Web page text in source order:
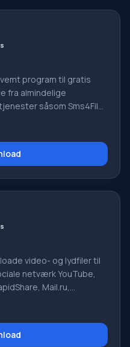
program til gratis
fra almindelige
såsom Sms4File,
uploade dem til en
understøtter en betalt
forbindelser. Uden
video- og lydfiler til
netværk YouTube,
Mail.ru,
intv.ru,
a1tv.ru, tnt-tv.ru og
i en interaktiv